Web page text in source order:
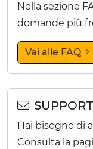
Nella sezione
domande più
Vai alle FAQ
Hai bisogno di
Consulta la